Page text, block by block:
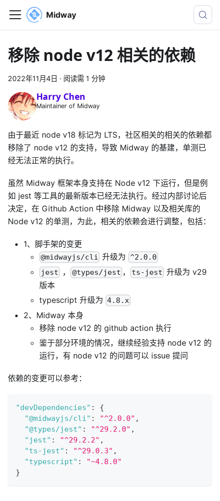
Midway
移除 node v12 相关的依赖
2022年11月4日 · 阅读需 1 分钟
Harry Chen
Maintainer of Midway
由于最近 node v18 标记为 LTS，社区相关的相关的依赖都
移除了 node v12 的支持，导致 Midway 的基建，单测已
经无法正常的执行。
虽然 Midway 框架本身支持在 Node v12 下运行，但是例
如 jest 等工具的最新版本已经无法执行。经过内部讨论后
决定，在 Github Action 中移除 Midway 以及相关库的
Node v12 的单测，为此，相关的依赖会进行调整，包括：
1、脚手架的变更
@midwayjs/cli 升级为 ^2.0.0
jest
， @types/jest ， ts-jest 升级为 v29
版本
typescript 升级为 4.8.x
2、Midway 本身
移除 node v12 的 github action 执行
鉴于部分环境的情况，继续经验支持 node v12 的
运行，有 node v12 的问题可以 issue 提问
依赖的变更可以参考：
"devDependencies" :
{
"@midwayjs/cli" : "^2.0.0" ,
"@types/jest" : "^29.2.0" ,
"jest" : "^29.2.2" ,
"ts-jest" : "^29.0.3" ,
"typescript" :
"~4.8.0"
}